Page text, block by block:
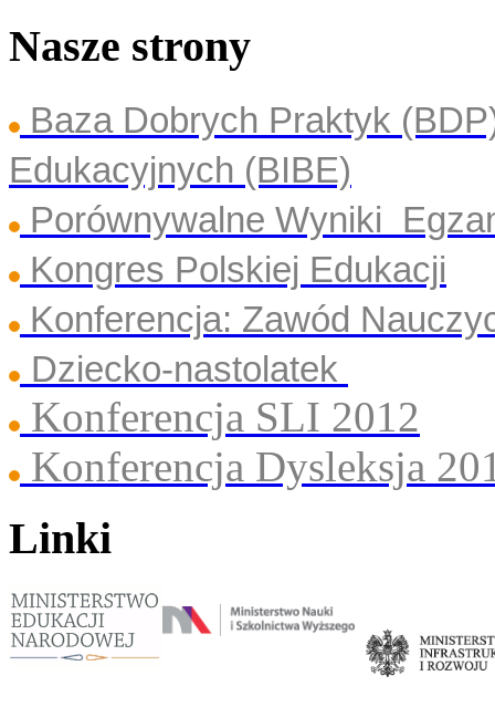
Nasze strony
Baza Dobrych Praktyk
Edukacyjnych (BIBE)
Porównywalne Wyniki
Kongres Polskiej Edukacji
Konferencja: Zawód
Dziecko-nastolatek
Konferencja SLI 2012
Konferencja Dysleksja
Linki